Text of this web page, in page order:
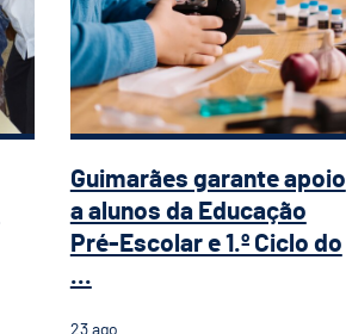
Guimarães garante apoio
a alunos da Educação
Pré-Escolar e 1.º Ciclo do
...
23 ago